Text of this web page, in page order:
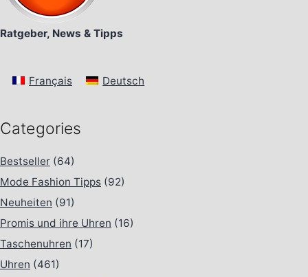
Ratgeber, News & Tipps
Français Deutsch
Categories
Bestseller (64)
Mode Fashion Tipps (92)
Neuheiten (91)
Promis und ihre Uhren (16)
Taschenuhren (17)
Uhren (461)